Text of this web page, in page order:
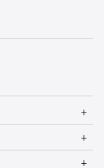
菜
菜